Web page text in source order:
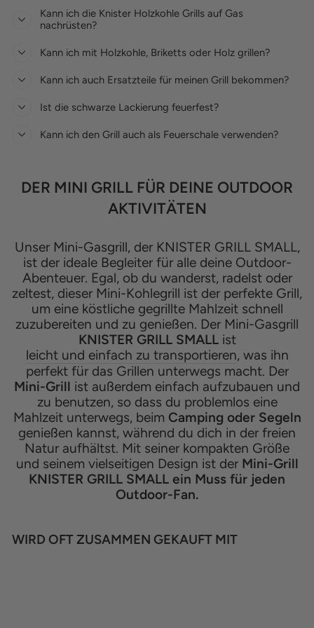
Kann ich die Knister Holzkohle Grills auf Gas
nachrüsten?
Kann ich mit Holzkohle, Briketts oder Holz grillen?
Kann ich auch Ersatzteile für meinen Grill bekommen?
Ist die schwarze Lackierung feuerfest?
Kann ich den Grill auch als Feuerschale verwenden?
DER MINI GRILL FÜR DEINE OUTDOOR
AKTIVITÄTEN
Unser Mini-Gasgrill, der KNISTER GRILL SMALL,
ist der ideale Begleiter für alle deine Outdoor-
Abenteuer. Egal, ob du wanderst, radelst oder
zeltest, dieser Mini-Kohlegrill ist der perfekte Grill,
um eine köstliche gegrillte Mahlzeit schnell
zuzubereiten und zu genießen. Der Mini-Gasgrill
KNISTER GRILL SMALList
leicht und einfach zu transportieren, was ihn
perfekt für das Grillen unterwegs macht. Der
Mini-Grill ist außerdem einfach aufzubauen und
zu benutzen, so dass du problemlos eine
Mahlzeit unterwegs, beim Camping oder Segeln
genießen kannst, während du dich in der freien
Natur aufhältst. Mit seiner kompakten Größe
und seinem vielseitigen Design ist derMini-Grill
KNISTER GRILL SMALL ein Muss für jeden
Outdoor-Fan.
WIRD OFT ZUSAMMEN GEKAUFT MIT